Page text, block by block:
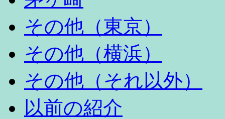
その他（東京）
その他（横浜）
その他（それ以外）
以前の紹介